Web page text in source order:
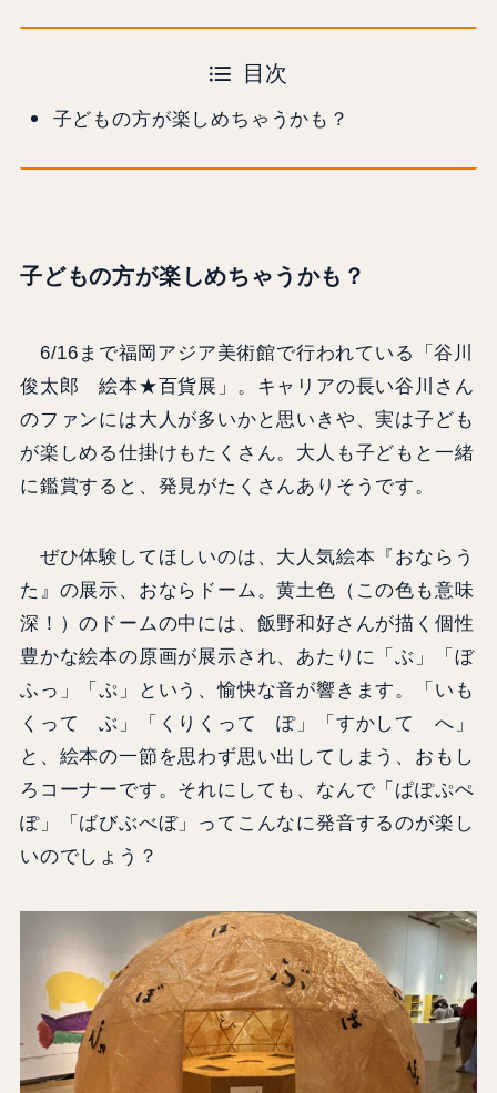
目次
子どもの方が楽しめちゃうかも？
子どもの方が楽しめちゃうかも？
6/16まで福岡アジア美術館で行われている「谷川
俊太郎 絵本★百貨展」。キャリアの長い谷川さん
のファンには大人が多いかと思いきや、実は子ども
が楽しめる仕掛けもたくさん。大人も子どもと一緒
に鑑賞すると、発見がたくさんありそうです。
ぜひ体験してほしいのは、大人気絵本『おならう
た』の展示、おならドーム。黄土色（この色も意味
深！）のドームの中には、飯野和好さんが描く個性
豊かな絵本の原画が展示され、あたりに「ぶ」「ぼ
ふっ」「ぷ」という、愉快な音が響きます。「いも
くって ぶ」「くりくって ぽ」「すかして へ」
と、絵本の一節を思わず思い出してしまう、おもし
ろコーナーです。それにしても、なんで「ぱぽぷぺ
ぽ」「ばびぶべぼ」ってこんなに発音するのが楽し
いのでしょう？